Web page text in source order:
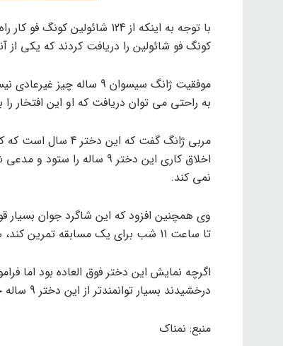
کونگ فو شائولین را دریافت کردند که یکی از
موفقیت ژانگ سیسوان 9
به راحتی می توان دریافت که او این
مربی ژانگ گفت که
اخلاق کاری این دختر 9
نمی کند.
وی همچنین افزود که این شاگرد جوان
تا ساعت 11 شب برای یک مسابقه تمرین کند، هرگز از خستگی یا سخت بودن شکایت نمی کند.
اگرچه نمایش این دختر فوق العاده بود اما
درخشیدند بسیار توانمندتر از این دختر 9 ساله چینی بودند.
منبع: نمناک